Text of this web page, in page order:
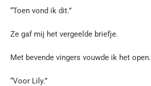
“Toen vond ik dit.”
Ze gaf mij het vergeelde briefje.
Met bevende vingers vouwde ik het open.
“Voor Lily.”